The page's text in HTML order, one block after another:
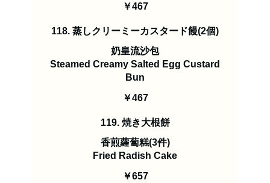
￥467
118. 蒸しクリーミーカスタード饅(2個)
奶皇流沙包
Steamed Creamy Salted Egg Custard
Bun
￥467
119. 焼き大根餅
香煎蘿蔔糕(3件)
Fried Radish Cake
￥657